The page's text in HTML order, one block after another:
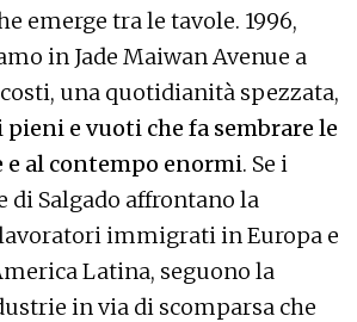
emerge tra le tavole. 1996,
in Jade Maiwan Avenue a
una quotidianità spezzata,
e vuoti che fa sembrare le
e al contempo enormi. Se i
Salgado affrontano la
immigrati in Europa e
Latina, seguono la
in via di scomparsa che